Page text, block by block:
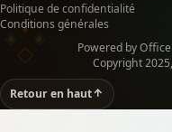
Politique de confidentialité
Conditions générales
Powered by
Copyright
Retour en haut